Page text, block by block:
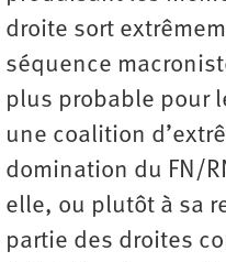
droite sort
séquence
plus probable pour
une coalition
domination du FN/
elle, ou plutôt à sa
partie des droites